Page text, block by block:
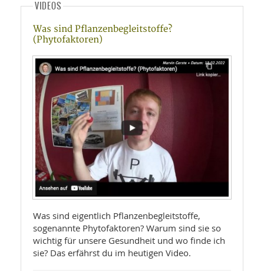
VIDEOS
Was sind Pflanzenbegleitstoffe?
(Phytofaktoren)
Was sind eigentlich Pflanzenbegleitstoffe,
sogenannte Phytofaktoren? Warum sind sie so
wichtig für unsere Gesundheit und wo finde ich
sie? Das erfährst du im heutigen Video.